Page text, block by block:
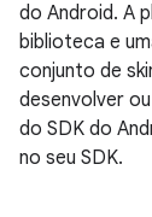
do Android. A
biblioteca e
conjunto de
desenvolver
do SDK do
no seu SDK.